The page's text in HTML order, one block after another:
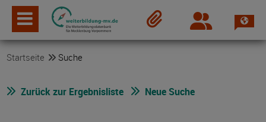
Login
Startseite Suche
Zurück zur Ergebnisliste Neue Suche